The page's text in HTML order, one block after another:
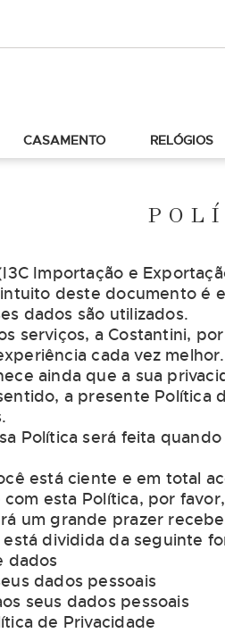
CASAMENTO RELÓGIOS
Importação e
deste documento é
dados são utilizados.
serviços, a Costantini,
cada vez melhor.
ainda que a sua
a presente Política
Política será feita
está ciente e em total
com esta Política, por
um grande prazer
dividida da seguinte
dados
dados pessoais
seus dados pessoais
de Privacidade